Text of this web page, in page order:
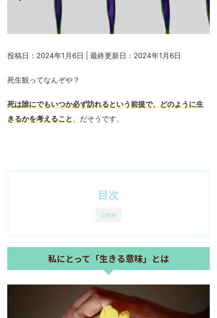
投稿日：2024年1月6日 | 最終更新日：2024年1月6日
死生観ってなんぞや？
死は誰にでもいつか必ず訪れるという前提で、どのように生
きるかを考えること、だそうです。
OPEN
目次
私にとって「生きる意味」とは